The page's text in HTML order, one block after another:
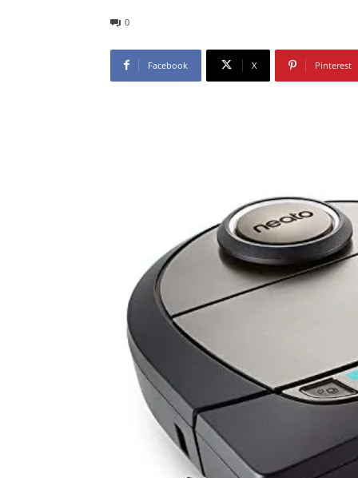
0
Facebook X Pinterest